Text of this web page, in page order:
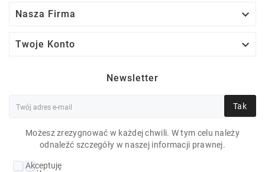
Nasza Firma 
Twoje Konto 
Newsletter
Tak
Możesz zrezygnować w każdej chwili. W tym celu należy
odnaleźć szczegóły w naszej informacji prawnej.
Akceptuję